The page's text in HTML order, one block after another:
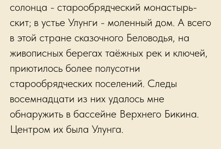
солонца - старообрядческий монастырь-
скит; в устье Улунги - моленный дом. А всего
в этой стране сказочного Беловодья, на
живописных берегах таёжных рек и ключей,
приютилось более полусотни
старообрядческих поселений. Следы
восемнадцати из них удалось мне
обнаружить в бассейне Верхнего Бикина.
Центром их была Улунга.